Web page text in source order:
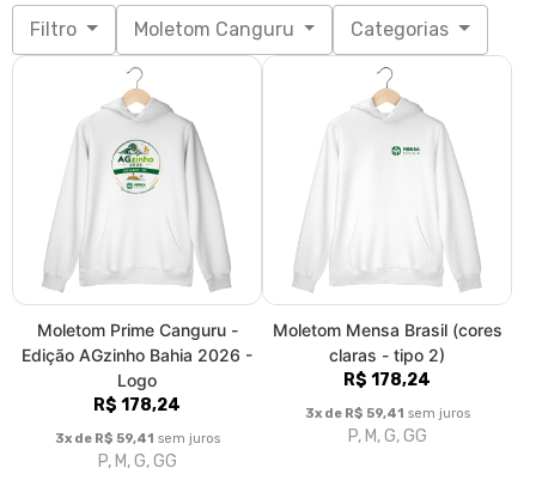
Filtro Moletom Canguru Categorias
Moletom Prime Canguru -
Edição AGzinho Bahia 2026 -
Logo
R$ 178,24
3x de R$ 59,41 sem juros
P, M, G, GG
Moletom Mensa Brasil (cores
claras - tipo 2)
R$ 178,24
3x de R$ 59,41 sem juros
P, M, G, GG